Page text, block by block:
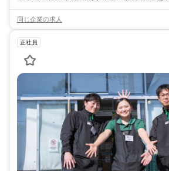
同じ企業の求人
正社員